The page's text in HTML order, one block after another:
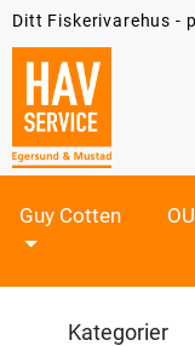
Ditt Fiskerivarehus -
Guy Cotten
Kategorier